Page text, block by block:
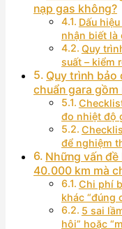
nạp gas không?
Dấu
nhận biết là
Quy
suất – kiểm
Quy trình bảo
chuẩn gara
đo nhiệt độ
để nghiệm
Những vấn
40.000 km mà
Chi phí
khác “đúng
5 sai
hôi” hoặc